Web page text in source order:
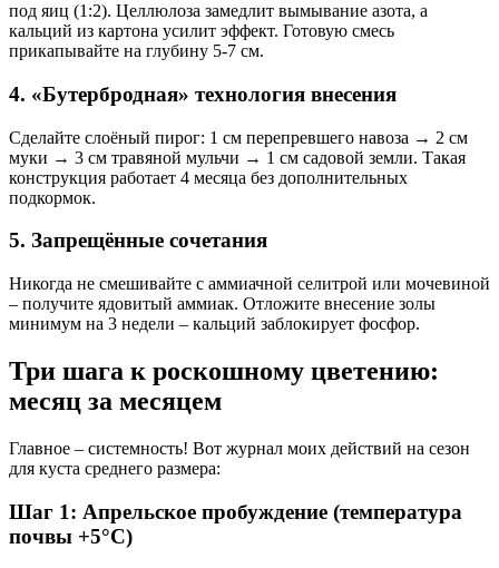
под яиц (1:2). Целлюлоза замедлит вымывание азота, а
кальций из картона усилит эффект. Готовую смесь
прикапывайте на глубину 5-7 см.
4. «Бутербродная» технология внесения
Сделайте слоёный пирог: 1 см перепревшего навоза → 2 см
муки → 3 см травяной мульчи → 1 см садовой земли. Такая
конструкция работает 4 месяца без дополнительных
подкормок.
5. Запрещённые сочетания
Никогда не смешивайте с аммиачной селитрой или мочевиной
– получите ядовитый аммиак. Отложите внесение золы
минимум на 3 недели – кальций заблокирует фосфор.
Три шага к роскошному цветению:
месяц за месяцем
Главное – системность! Вот журнал моих действий на сезон
для куста среднего размера:
Шаг 1: Апрельское пробуждение (температура
почвы +5°C)